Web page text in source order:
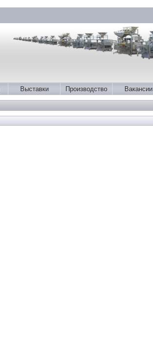
Выставки Производство Вакансии